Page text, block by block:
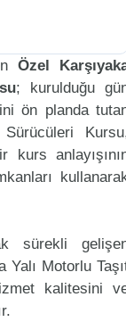
Özel
; kurulduğu
ön planda
sürekli
Motorlu
kalitesini